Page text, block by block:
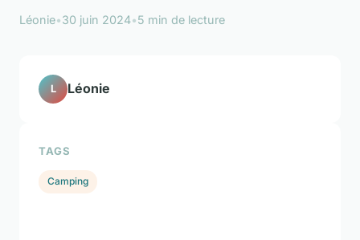
Léonie•30 juin 2024•5 min de lecture
L Léonie
TAGS
Camping